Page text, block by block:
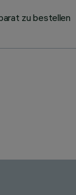
zu bestellen